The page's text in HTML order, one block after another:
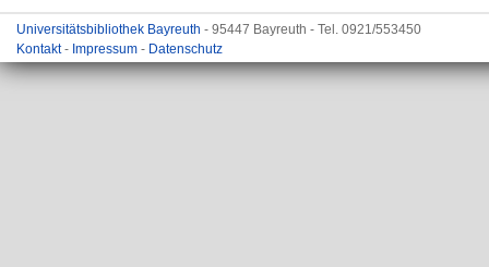
Universitätsbibliothek Bayreuth - 95447 Bayreuth - Tel. 0921/553450
Kontakt- Impressum - Datenschutz